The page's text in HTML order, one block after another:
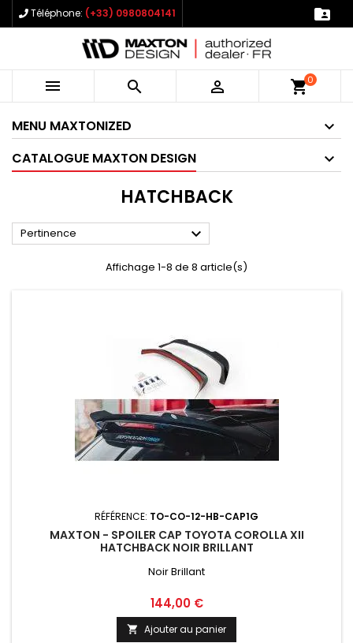
Téléphone: (+33) 0980804141 
   shopping_cart0
MENU MAXTONIZED
CATALOGUE MAXTON DESIGN
HATCHBACK
Pertinence 
Affichage 1-8 de 8 article(s)
RÉFÉRENCE: TO-CO-12-HB-CAP1G
MAXTON - SPOILER CAP TOYOTA COROLLA XII
HATCHBACK NOIR BRILLANT
Noir Brillant
Prix
144,00 €
 Ajouter au panier